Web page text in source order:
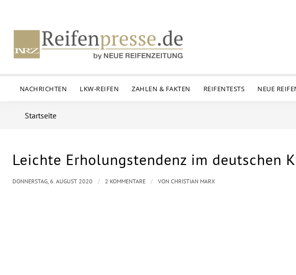
NACHRICHTEN LKW-REIFEN ZAHLEN & FAKTEN REIFENTESTS NEUE
Startseite
Leichte Erholungstendenz im deutschen
DONNERSTAG, 6. AUGUST 2020 / 2 KOMMENTARE / VON CHRISTIAN MARX
sagt:
sagt: